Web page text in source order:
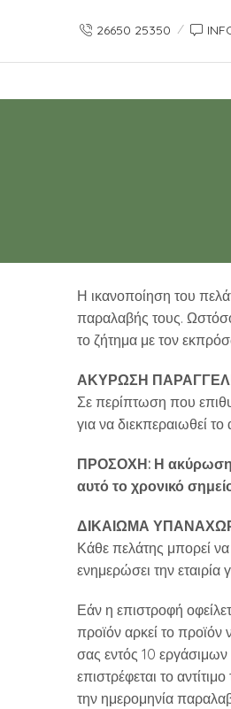
26650 25350
Η ικανοποίηση του
παραλαβής τους.
το ζήτημα με τον
ΑΚΥΡΩΣΗ
Σε περίπτωση που
για να διεκπεραιωθεί το
ΠΡΟΣΟΧΗ: Η ακύρωση
αυτό το χρονικό
ΔΙΚΑΙΩΜΑ
Κάθε πελάτης μπορεί
ενημερώσει την εταιρία
Εάν η επιστροφή
προϊόν αρκεί το προϊόν
σας εντός 10
επιστρέφεται το
την ημερομηνία